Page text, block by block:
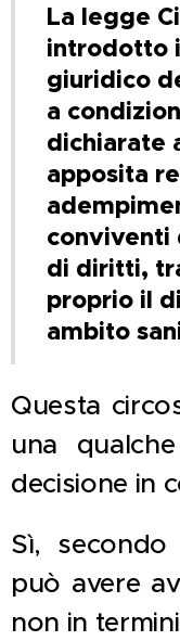
La legge
introdotto
giuridico
a
dichiarate
apposita
conviventi
di diritti,
proprio il
ambito
Questa
una
decisione in
Sì,
può avere
non in